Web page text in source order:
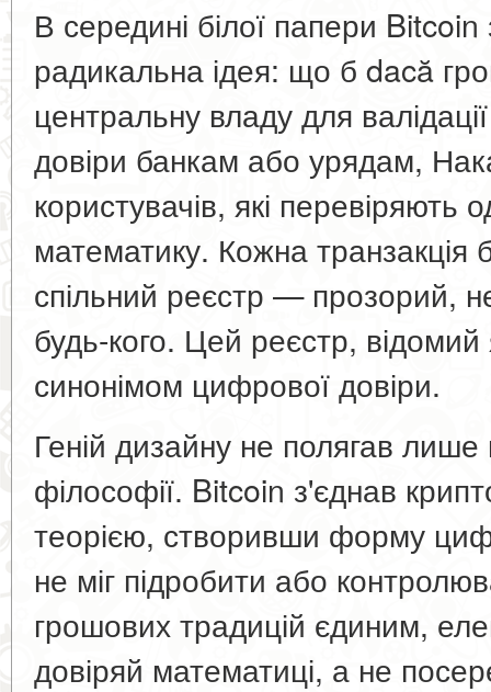
В середині білої папери
радикальна ідея: що б dacă
центральну владу для
довіри банкам або урядам,
користувачів, які перевіряють
математику. Кожна транзакція
спільний реєстр — прозорий,
будь-кого. Цей реєстр,
синонімом цифрової довіри.
Геній дизайну не полягав лише
філософії. Bitcoin з'єднав
теорією, створивши форму
не міг підробити або
грошових традицій єдиним,
довіряй математиці, а не